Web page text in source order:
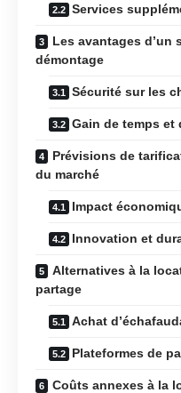
Services
Les avantages d’un
démontage
Sécurité sur les
Gain de temps et
Prévisions de
du marché
Impact
Innovation et
Alternatives à la
partage
Achat
Plateformes de
Coûts annexes à la